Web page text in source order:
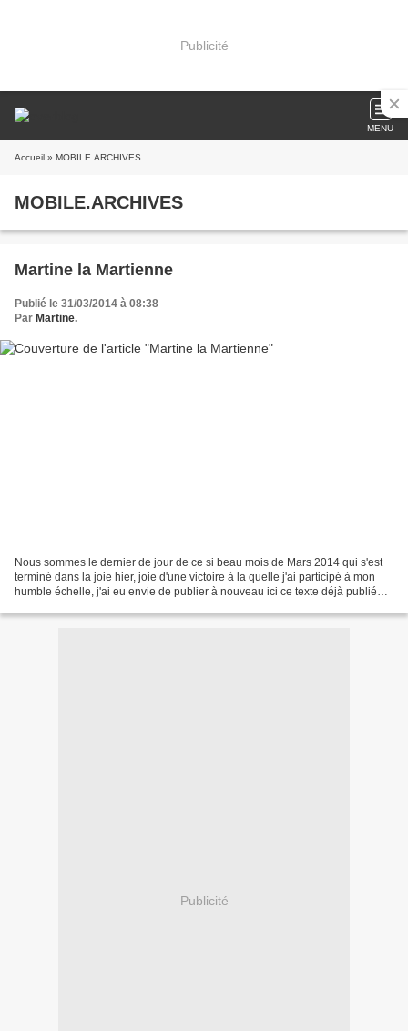
Publicité
MENU
Accueil » MOBILE.ARCHIVES
MOBILE.ARCHIVES
Martine la Martienne
Publié le 31/03/2014 à 08:38
Par Martine.
Nous sommes le dernier de jour de ce si beau mois de Mars 2014 qui s'est
terminé dans la joie hier, joie d'une victoire à la quelle j'ai participé à mon
humble échelle, j'ai eu envie de publier à nouveau ici ce texte déjà publié
Publicité